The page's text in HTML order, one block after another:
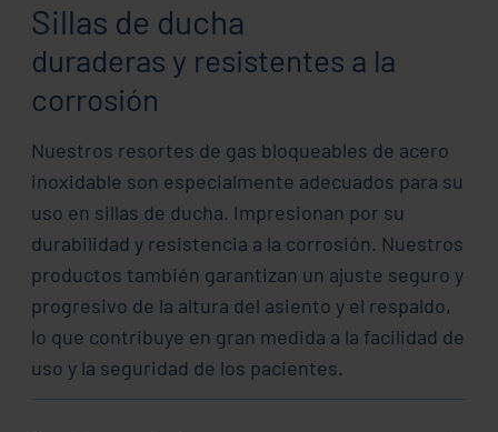
Sillas de ducha
duraderas y resistentes a la
corrosión
Nuestros resortes de gas bloqueables de acero
inoxidable son especialmente adecuados para su
uso en sillas de ducha. Impresionan por su
durabilidad y resistencia a la corrosión. Nuestros
productos también garantizan un ajuste seguro y
progresivo de la altura del asiento y el respaldo,
lo que contribuye en gran medida a la facilidad de
uso y la seguridad de los pacientes.